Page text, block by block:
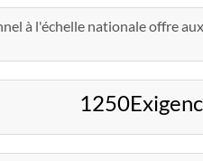
à l'échelle nationale offre